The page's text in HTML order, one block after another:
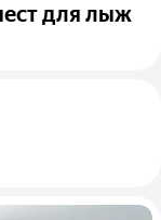
для лыж